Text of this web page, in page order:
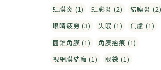
虹膜炎 (1)
虹彩炎 (2)
結膜炎 (2)
眼睛疲勞 (3)
失眠 (1)
焦慮 (1)
圓錐角膜 (1)
角膜疤痕 (1)
視網膜結痂 (1)
眼袋 (1)